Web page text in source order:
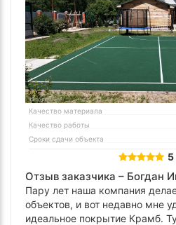
Качество материала
Качество работы
Сроки сдачи объекта
5
Отзыв заказчика – Богдан
Пару лет наша компания
объектов, и вот недавно мне
идеальное покрытие Крамб.